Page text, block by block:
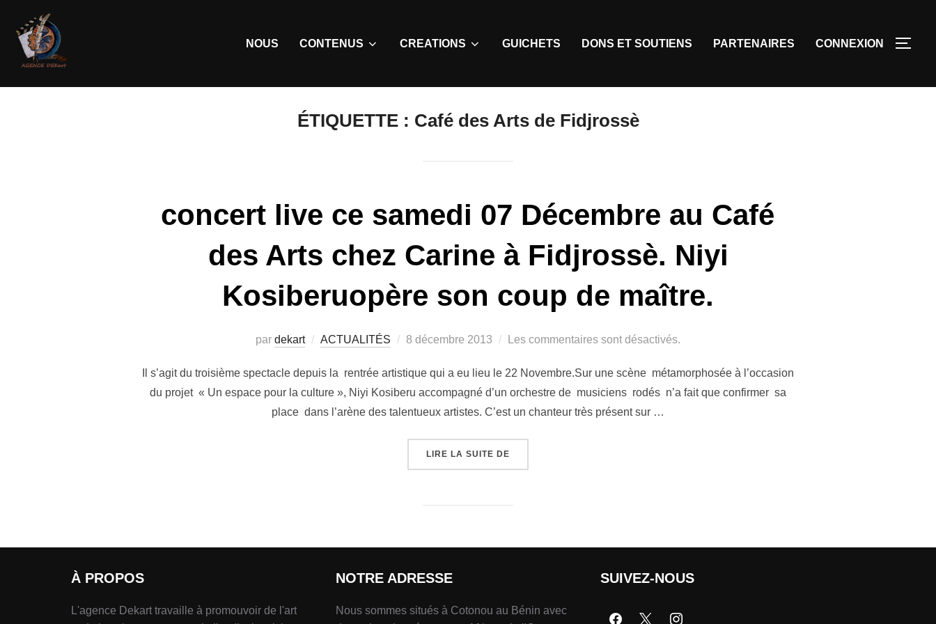
NOUS CONTENUS CREATIONS GUICHETS DONS ET SOUTIENS PARTENAIRES CONNEXION
ÉTIQUETTE : Café des Arts de Fidjrossè
concert live ce samedi 07 Décembre au Café
des Arts chez Carine à Fidjrossè. Niyi
Kosiberuopère son coup de maître.
par dekart ACTUALITÉS 8 décembre 2013 Les commentaires sont désactivés.
Il s’agit du troisième spectacle depuis la rentrée artistique qui a eu lieu le 22 Novembre.Sur une scène métamorphosée à l’occasion
du projet « Un espace pour la culture », Niyi Kosiberu accompagné d’un orchestre de musiciens rodés n’a fait que confirmer sa
place dans l’arène des talentueux artistes. C’est un chanteur très présent sur …
LIRE LA SUITE DE
À PROPOS
L'agence Dekart travaille à promouvoir de l'art
NOTRE ADRESSE
Nous sommes situés à Cotonou au Bénin avec
SUIVEZ-NOUS